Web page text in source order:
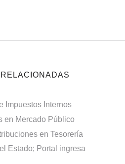
Impuestos Internos
en Mercado Público
en Tesorería
Estado; Portal ingresa